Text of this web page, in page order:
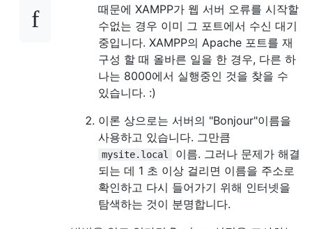
때문에 XAMPP가 웹 서버 오류를 시작할
수없는 경우 이미 그 포트에서 수신 대기
중입니다. XAMPP의 Apache 포트를 재
구성 할 때 올바른 일을 한 경우, 다른 하
나는 8000에서 실행중인 것을 찾을 수
있습니다. :)
이론 상으로는 서버의 "Bonjour"이름을
사용하고 있습니다. 그만큼
mysite.local
이름. 그러나 문제가 해결
되는 데 1 초 이상 걸리면 이름을 주소로
확인하고 다시 들어가기 위해 인터넷을
탐색하는 것이 분명합니다.